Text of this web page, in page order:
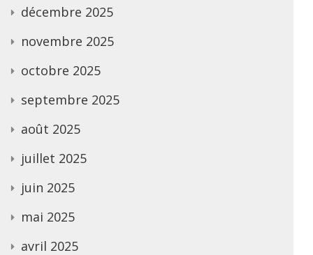
décembre 2025
novembre 2025
octobre 2025
septembre 2025
août 2025
juillet 2025
juin 2025
mai 2025
avril 2025